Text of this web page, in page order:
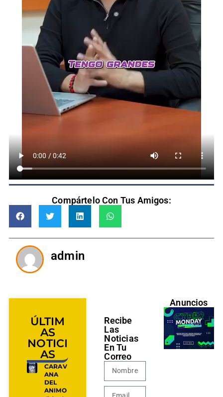
Compártelo Con Tus Amigos:
admin
ÚLTIM
AS
NOTICI
AS
CARAV
ANA
DEL
ANIMO
Recibe
Las
Noticias
En Tu
Correo
Anuncios